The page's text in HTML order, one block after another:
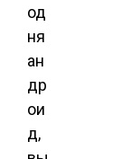
од
ня
ан
др
ои
д,